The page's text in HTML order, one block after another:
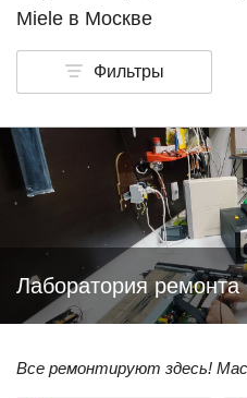
Miele в Москве
Фильтры
Лаборатория ремонта
Все ремонтируют здесь!